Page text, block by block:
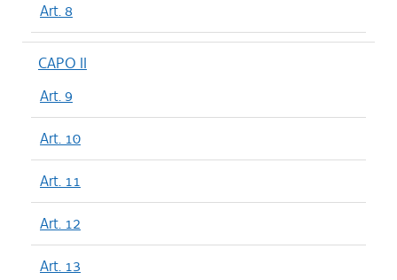
Art. 8
CAPO II
Art. 9
Art. 10
Art. 11
Art. 12
Art. 13